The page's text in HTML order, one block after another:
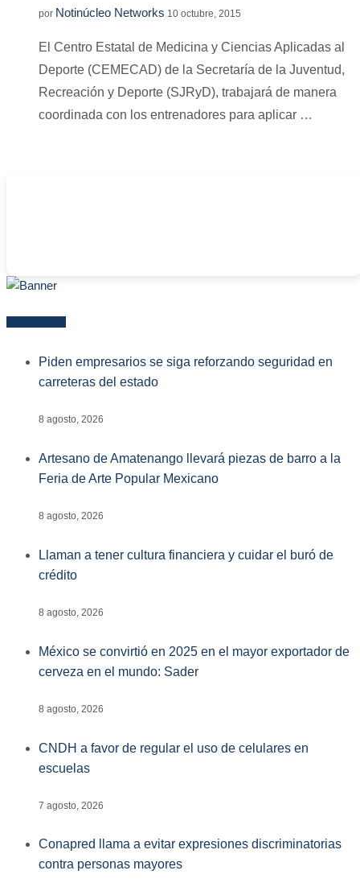
por Notinúcleo Networks 10 octubre, 2015
El Centro Estatal de Medicina y Ciencias Aplicadas al
Deporte (CEMECAD) de la Secretaría de la Juventud,
Recreación y Deporte (SJRyD), trabajará de manera
coordinada con los entrenadores para aplicar …
Piden empresarios se siga reforzando seguridad en
carreteras del estado
8 agosto, 2026
Artesano de Amatenango llevará piezas de barro a la
Feria de Arte Popular Mexicano
8 agosto, 2026
Llaman a tener cultura financiera y cuidar el buró de
crédito
8 agosto, 2026
México se convirtió en 2025 en el mayor exportador de
cerveza en el mundo: Sader
8 agosto, 2026
CNDH a favor de regular el uso de celulares en
escuelas
7 agosto, 2026
Conapred llama a evitar expresiones discriminatorias
contra personas mayores